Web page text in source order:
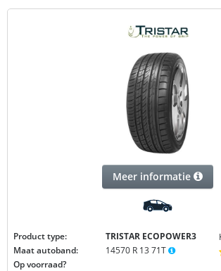
Meer informatie
Product type:
TRISTAR ECOPOWER3
Maat autoband:
14570 R 13 71T
Op voorraad?